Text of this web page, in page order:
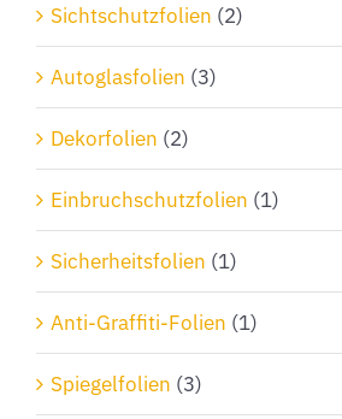
Sichtschutzfolien (2)
Autoglasfolien (3)
Dekorfolien (2)
Einbruchschutzfolien (1)
Sicherheitsfolien (1)
Anti-Graffiti-Folien (1)
Spiegelfolien (3)